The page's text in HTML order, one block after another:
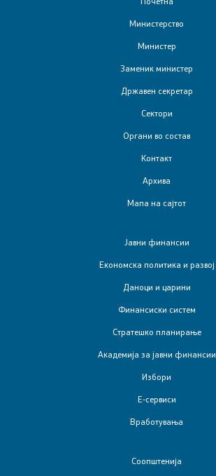
Заштита на лични податоци
Управување со јавни инвестиции
Прес-конференции
Министерство
Министер
Заменик министер
Државен секретар
Сектори
Органи во состав
Контакт
Архива
Мапа на сајтот
Јавни финансии
Економска политика и развој
Даноци и царини
Финансиски систем
Стратешко планирање
Академија за јавни финансии
Избори
Е-сервиси
Вработувања
Соопштенија